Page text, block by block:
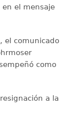
el mensaje
el comunicado
como
a la